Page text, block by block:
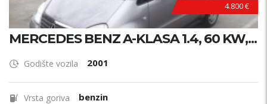
4.800 €
MERCEDES BENZ A-KLASA 1.4, 60 KW,...
Godište vozila 2001
Vrsta goriva benzin